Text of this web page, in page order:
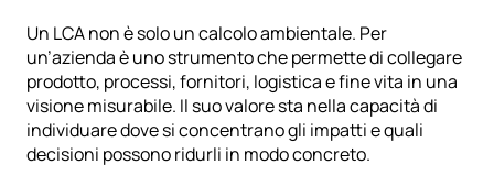
Un LCA non è solo un calcolo ambientale. Per
un’azienda è uno strumento che permette di collegare
prodotto, processi, fornitori, logistica e fine vita in una
visione misurabile. Il suo valore sta nella capacità di
individuare dove si concentrano gli impatti e quali
decisioni possono ridurli in modo concreto.